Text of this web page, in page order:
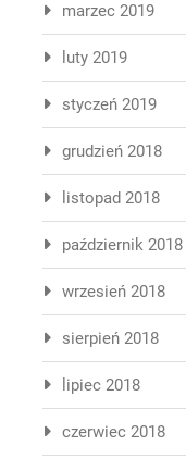
marzec 2019
luty 2019
styczeń 2019
grudzień 2018
listopad 2018
październik 2018
wrzesień 2018
sierpień 2018
lipiec 2018
czerwiec 2018